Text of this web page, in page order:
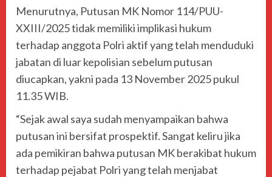
Menurutnya, Putusan MK Nomor 114/PUU-
XXIII/2025 tidak memiliki implikasi hukum
terhadap anggota Polri aktif yang telah menduduki
jabatan di luar kepolisian sebelum putusan
diucapkan, yakni pada 13 November 2025 pukul
11.35 WIB.
“Sejak awal saya sudah menyampaikan bahwa
putusan ini bersifat prospektif. Sangat keliru jika
ada pemikiran bahwa putusan MK berakibat hukum
terhadap pejabat Polri yang telah menjabat